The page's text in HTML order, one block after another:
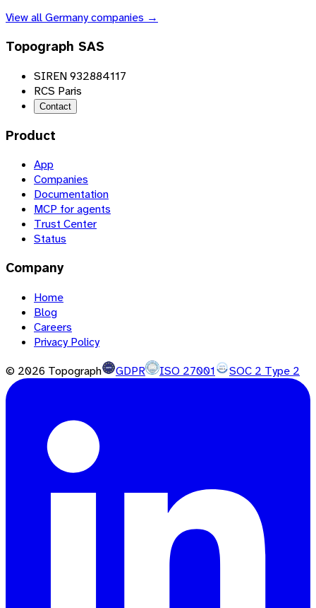
View allGermanycompanies →
Topograph SAS
SIREN 932884117
RCS Paris
Contact
Product
App
Companies
Documentation
MCP for agents
Trust Center
Status
Company
Home
Blog
Careers
Privacy Policy
© 2026 Topograph GDPR ISO 27001 SOC 2 Type 2